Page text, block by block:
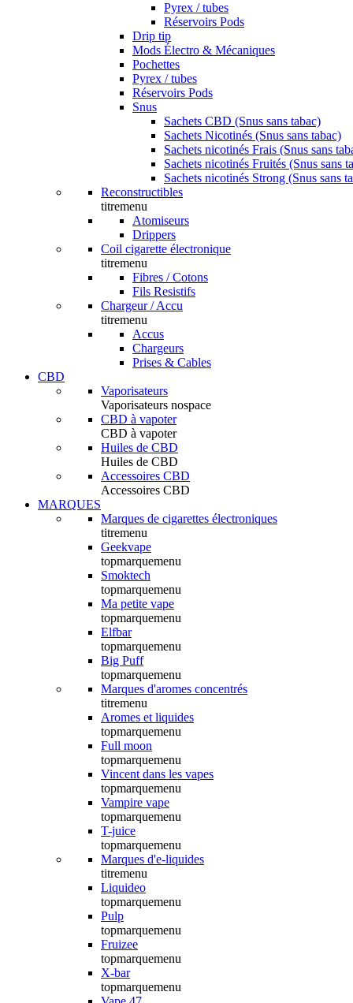
Pyrex / tubes
Réservoirs Pods
Drip tip
Mods Électro & Mécaniques
Pochettes
Pyrex / tubes
Réservoirs Pods
Snus
Sachets CBD (Snus sans tabac)
Sachets Nicotinés (Snus sans tabac)
Sachets nicotinés Frais (Snus sans
Sachets nicotinés Fruités (Snus sans
Sachets nicotinés Strong (Snus sans
Reconstructibles
titremenu
Atomiseurs
Drippers
Coil cigarette électronique
titremenu
Fibres / Cotons
Fils Resistifs
Chargeur / Accu
titremenu
Accus
Chargeurs
Prises & Cables
CBD
Vaporisateurs
Vaporisateurs nospace
CBD à vapoter
CBD à vapoter
Huiles de CBD
Huiles de CBD
Accessoires CBD
Accessoires CBD
MARQUES
Marques de cigarettes électroniques
titremenu
Geekvape
topmarquemenu
Smoktech
topmarquemenu
Ma petite vape
topmarquemenu
Elfbar
topmarquemenu
Big Puff
topmarquemenu
Marques d'aromes concentrés
titremenu
Aromes et liquides
topmarquemenu
Full moon
topmarquemenu
Vincent dans les vapes
topmarquemenu
Vampire vape
topmarquemenu
T-juice
topmarquemenu
Marques d'e-liquides
titremenu
Liquideo
topmarquemenu
Pulp
topmarquemenu
Fruizee
topmarquemenu
X-bar
topmarquemenu